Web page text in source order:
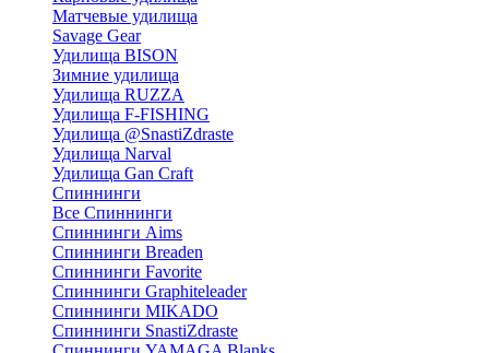
Матчевые удилища
Savage Gear
Удилища BISON
Зимние удилища
Удилища RUZZA
Удилища F-FISHING
Удилища @SnastiZdraste
Удилища Narval
Удилища Gan Craft
Спиннинги
Все Спиннинги
Спиннинги Aims
Спиннинги Breaden
Спиннинги Favorite
Спиннинги Graphiteleader
Спиннинги MIKADO
Спиннинги SnastiZdraste